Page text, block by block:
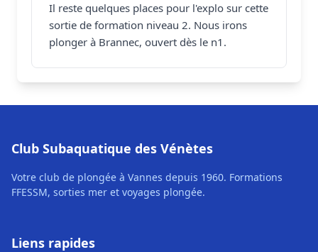
Il reste quelques places pour l'explo sur cette
sortie de formation niveau 2. Nous irons
plonger à Brannec, ouvert dès le n1.
Club Subaquatique des Vénètes
Votre club de plongée à Vannes depuis 1960. Formations
FFESSM, sorties mer et voyages plongée.
Liens rapides